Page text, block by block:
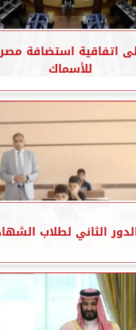
اتفاقية استضافة
للأسماك
الثاني لطلاب الشهادة